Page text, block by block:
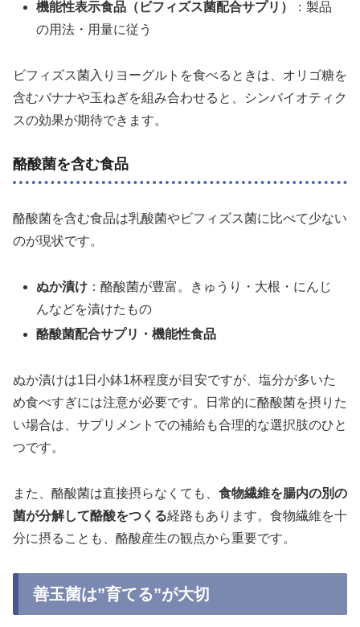
機能性表示食品（ビフィズス菌配合サプリ）
：製品
の用法・用量に従う
ビフィズス菌入りヨーグルトを食べるときは、オリゴ糖を
含むバナナや玉ねぎを組み合わせると、シンバイオティク
スの効果が期待できます。
酪酸菌を含む食品
酪酸菌を含む食品は乳酸菌やビフィズス菌に比べて少ない
のが現状です。
ぬか漬け ：酪酸菌が豊富。きゅうり・大根・にんじ
んなどを漬けたもの
酪酸菌配合サプリ・機能性食品
ぬか漬けは1日小鉢1杯程度が目安ですが、塩分が多いた
め食べすぎには注意が必要です。日常的に酪酸菌を摂りた
い場合は、サプリメントでの補給も合理的な選択肢のひと
つです。
また、酪酸菌は直接摂らなくても、 食物繊維を腸内の別の
菌が分解して酪酸をつくる経路もあります。食物繊維を十
分に摂ることも、酪酸産生の観点から重要です。
善玉菌は”育てる”が大切